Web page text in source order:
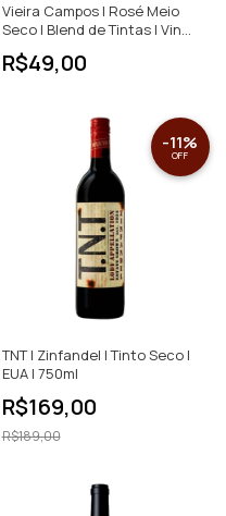
Vieira Campos | Rosé Meio
Seco | Blend de Tintas | Vinho
Verde | Portugal | 750ml
R$49,00
TNT | Zinfandel | Tinto Seco |
EUA | 750ml
R$169,00
-11%
OFF
R$189,00